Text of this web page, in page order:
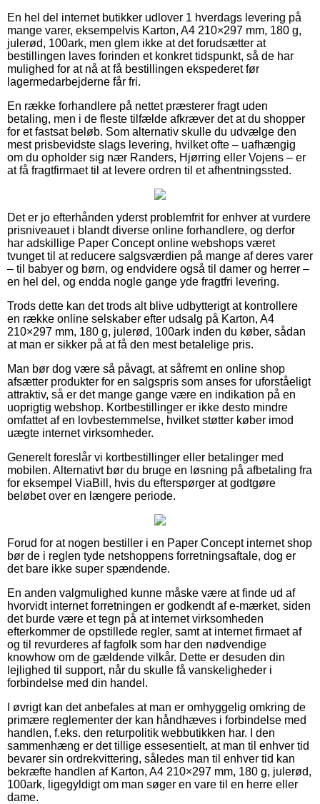
En hel del internet butikker udlover 1 hverdags levering på
mange varer, eksempelvis Karton, A4 210×297 mm, 180 g,
julerød, 100ark, men glem ikke at det forudsætter at
bestillingen laves forinden et konkret tidspunkt, så de har
mulighed for at nå at få bestillingen ekspederet før
lagermedarbejderne får fri.
En række forhandlere på nettet præsterer fragt uden
betaling, men i de fleste tilfælde afkræver det at du shopper
for et fastsat beløb. Som alternativ skulle du udvælge den
mest prisbevidste slags levering, hvilket ofte – uafhængig
om du opholder sig nær Randers, Hjørring eller Vojens – er
at få fragtfirmaet til at levere ordren til et afhentningssted.
Det er jo efterhånden yderst problemfrit for enhver at vurdere
prisniveauet i blandt diverse online forhandlere, og derfor
har adskillige Paper Concept online webshops været
tvunget til at reducere salgsværdien på mange af deres varer
– til babyer og børn, og endvidere også til damer og herrer –
en hel del, og endda nogle gange yde fragtfri levering.
Trods dette kan det trods alt blive udbytterigt at kontrollere
en række online selskaber efter udsalg på Karton, A4
210×297 mm, 180 g, julerød, 100ark inden du køber, sådan
at man er sikker på at få den mest betalelige pris.
Man bør dog være så påvagt, at såfremt en online shop
afsætter produkter for en salgspris som anses for uforståeligt
attraktiv, så er det mange gange være en indikation på en
uoprigtig webshop. Kortbestillinger er ikke desto mindre
omfattet af en lovbestemmelse, hvilket støtter køber imod
uægte internet virksomheder.
Generelt foreslår vi kortbestillinger eller betalinger med
mobilen. Alternativt bør du bruge en løsning på afbetaling fra
for eksempel ViaBill, hvis du efterspørger at godtgøre
beløbet over en længere periode.
Forud for at nogen bestiller i en Paper Concept internet shop
bør de i reglen tyde netshoppens forretningsaftale, dog er
det bare ikke super spændende.
En anden valgmulighed kunne måske være at finde ud af
hvorvidt internet forretningen er godkendt af e-mærket, siden
det burde være et tegn på at internet virksomheden
efterkommer de opstillede regler, samt at internet firmaet af
og til revurderes af fagfolk som har den nødvendige
knowhow om de gældende vilkår. Dette er desuden din
lejlighed til support, når du skulle få vanskeligheder i
forbindelse med din handel.
I øvrigt kan det anbefales at man er omhyggelig omkring de
primære reglementer der kan håndhæves i forbindelse med
handlen, f.eks. den returpolitik webbutikken har. I den
sammenhæng er det tillige essesentielt, at man til enhver tid
bevarer sin ordrekvittering, således man til enhver tid kan
bekræfte handlen af Karton, A4 210×297 mm, 180 g, julerød,
100ark, ligegyldigt om man søger en vare til en herre eller
dame.